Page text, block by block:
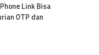
Link Bisa
OTP dan